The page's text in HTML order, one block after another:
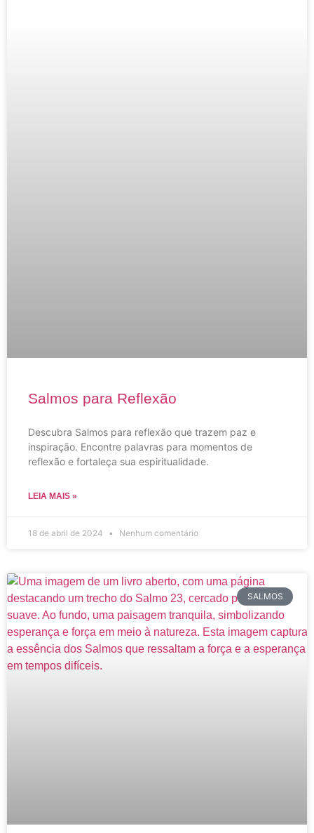
Salmos para Reflexão
Descubra Salmos para reflexão que trazem paz e
inspiração. Encontre palavras para momentos de
reflexão e fortaleça sua espiritualidade.
LEIA MAIS »
18 de abril de 2024 Nenhum comentário
SALMOS